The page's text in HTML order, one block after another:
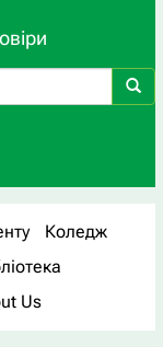
Коледж
Us